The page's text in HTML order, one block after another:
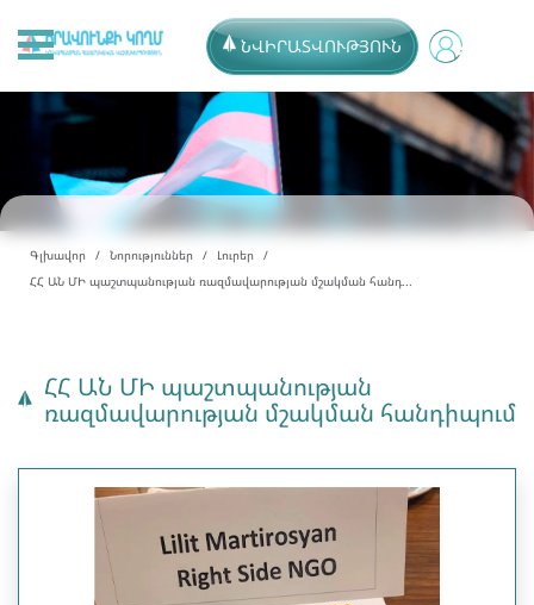
ՆՎԻՐԱՏՎՈՒԹՅՈՒՆ
Գլխավոր Նորություններ
Լուրեր
ՀՀ ԱՆ ՄԻ պաշտպանության ռազմավարության մշակման հանդ...
ՀՀ ԱՆ ՄԻ պաշտպանության
ռազմավարության մշակման հանդիպում